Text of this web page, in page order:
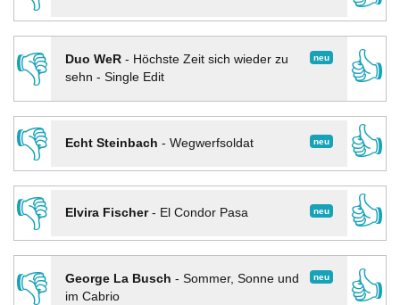
👎
neu
Duo WeR- Höchste Zeit sich wieder zu
sehn - Single Edit
👍
👎
neu
Echt Steinbach - Wegwerfsoldat
👍
👎
neu
Elvira Fischer- El Condor Pasa
👍
👎
neu
George La Busch - Sommer, Sonne und
im Cabrio
👍